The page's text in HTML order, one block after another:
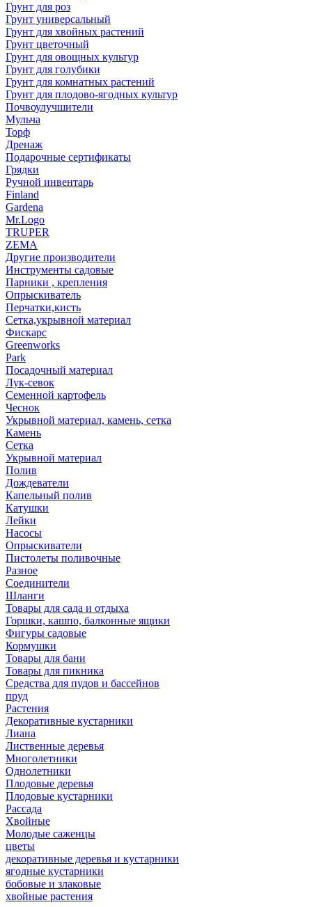
Грунт для роз
Грунт универсальный
Грунт для хвойных растений
Грунт цветочный
Грунт для овощных культур
Грунт для голубики
Грунт для комнатных растений
Грунт для плодово-ягодных культур
Почвоулучшители
Мульча
Торф
Дренаж
Подарочные сертификаты
Грядки
Ручной инвентарь
Finland
Gardena
Mr.Logo
TRUPER
ZEMA
Другие производители
Инструменты садовые
Парники , крепления
Опрыскиватель
Перчатки,кисть
Сетка,укрывной материал
Фискарс
Greenworks
Park
Посадочный материал
Лук-севок
Семенной картофель
Чеснок
Укрывной материал, камень, сетка
Камень
Сетка
Укрывной материал
Полив
Дождеватели
Капельный полив
Катушки
Лейки
Насосы
Опрыскиватели
Пистолеты поливочные
Разное
Соединители
Шланги
Товары для сада и отдыха
Горшки, кашпо, балконные ящики
Фигуры садовые
Кормушки
Товары для бани
Товары для пикника
Средства для пудов и бассейнов
пруд
Растения
Декоративные кустарники
Лиана
Лиственные деревья
Многолетники
Однолетники
Плодовые деревья
Плодовые кустарники
Рассада
Хвойные
Молодые саженцы
цветы
декоративные деревья и кустарники
ягодные кустарники
бобовые и злаковые
хвойные растения